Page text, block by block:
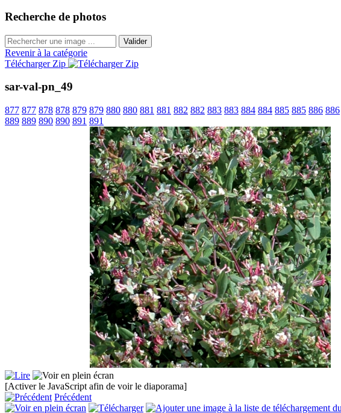
Recherche de photos
Valider
Revenir à la catégorie
Télécharger Zip
sar-val-pn_49
877 877 878 878 879 879 880 880 881 881 882 882 883 883 884 884 885 885 886 886
889 889 890 890 891 891
[Activer le JavaScript afin de voir le diaporama]
Précédent